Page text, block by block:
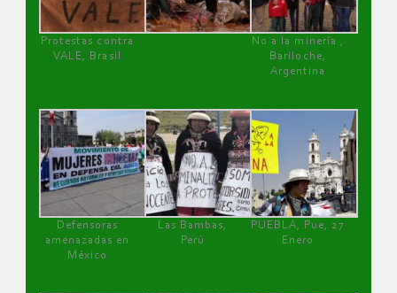
Protestas contra
VALE, Brasil
No a la minería ,
Bariloche,
Argentina
Defensoras
amenazadas en
México
Las Bambas,
Perú
PUEBLA, Pue, 27
Enero